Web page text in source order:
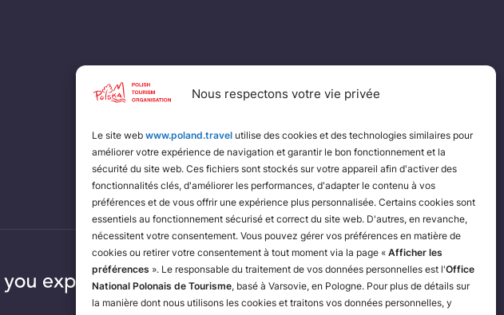
Nous respectons votre vie privée
Le site web www.poland.travel utilise des cookies et des technologies similaires pour
améliorer votre expérience de navigation et garantir le bon fonctionnement et la
sécurité du site web. Ces fichiers sont stockés sur votre appareil afin d'activer des
fonctionnalités clés, d'améliorer les performances, d'adapter le contenu à vos
préférences et de vous offrir une expérience plus personnalisée. Certains cookies sont
essentiels au fonctionnement sécurisé et correct du site web. D'autres, en revanche,
nécessitent votre consentement. Vous pouvez gérer vos préférences en matière de
cookies ou retirer votre consentement à tout moment via la page « Afficher les
préférences ». Le responsable du traitement de vos données personnelles est l'Office
National Polonais de Tourisme, basé à Varsovie, en Pologne. Pour plus de détails sur
la manière dont nous utilisons les cookies et traitons vos données personnelles, y